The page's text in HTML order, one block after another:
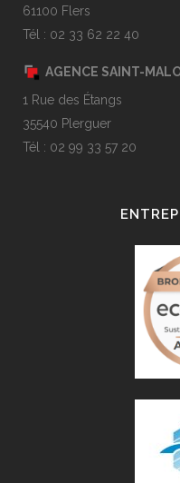
61100 Flers
Tél : 02 33 62 22 40
AGENCE SAINT-
1 Rue des Étangs
35540 Plerguer
Tél : 02 99 33 57 20